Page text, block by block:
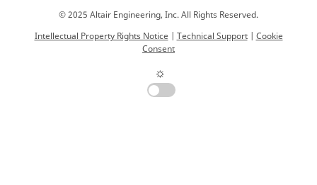
© 2025 Altair Engineering, Inc. All Rights Reserved.
Intellectual Property Rights Notice | Technical Support| Cookie
Consent
☼